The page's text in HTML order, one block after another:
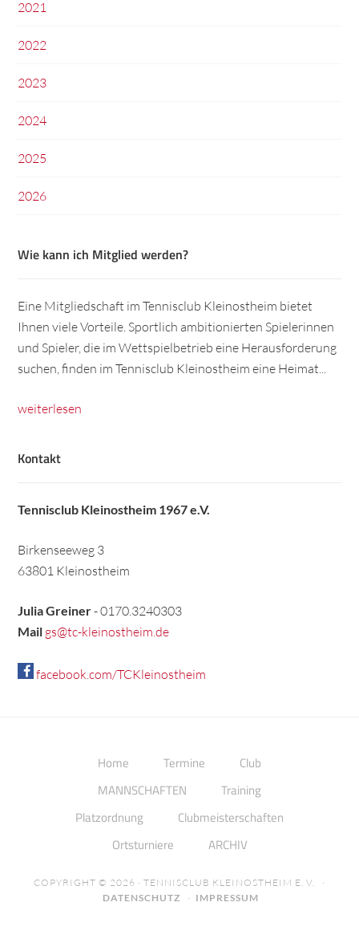
2021
2022
2023
2024
2025
2026
Wie kann ich Mitglied werden?
Eine Mitgliedschaft im Tennisclub Kleinostheim bietet
Ihnen viele Vorteile. Sportlich ambitionierten Spielerinnen
und Spieler, die im Wettspielbetrieb eine Herausforderung
suchen, finden im Tennisclub Kleinostheim eine Heimat...
weiterlesen
Kontakt
Tennisclub Kleinostheim 1967 e.V.
Birkenseeweg 3
63801 Kleinostheim
Julia Greiner- 0170.3240303
Mail gs@tc-kleinostheim.de
facebook.com/TCKleinostheim
Home Termine
Club
MANNSCHAFTEN
Training
Platzordnung
Clubmeisterschaften
Ortsturniere
ARCHIV
COPYRIGHT © 2026 · TENNISCLUB KLEINOSTHEIM E. V. ·
DATENSCHUTZ · IMPRESSUM